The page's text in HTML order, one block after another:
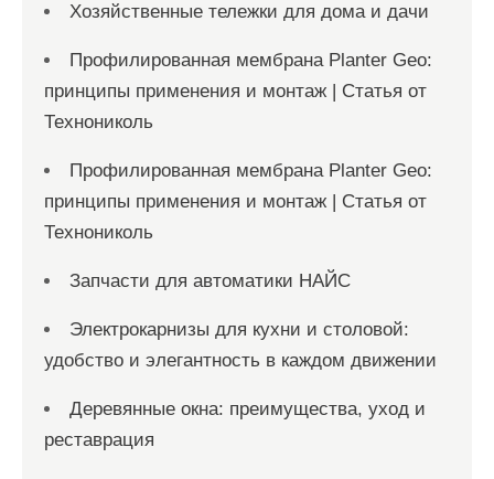
Хозяйственные тележки для дома и дачи
Профилированная мембрана Planter Geo:
принципы применения и монтаж | Статья от
Технониколь
Профилированная мембрана Planter Geo:
принципы применения и монтаж | Статья от
Технониколь
Запчасти для автоматики НАЙС
Электрокарнизы для кухни и столовой:
удобство и элегантность в каждом движении
Деревянные окна: преимущества, уход и
реставрация